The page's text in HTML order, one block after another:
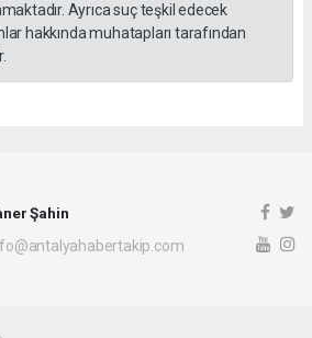
Ayrıca suç teşkil edecek
hakkında muhatapları tarafından
Şahin